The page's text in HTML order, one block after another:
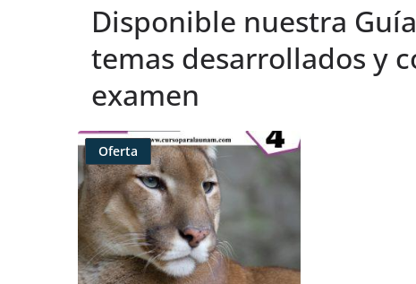
Disponible nuestra
temas desarrollados y
examen
Oferta
Producto
rebajado